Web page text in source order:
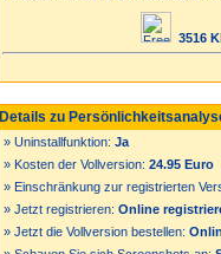
3516
Details zu
» Uninstallfunktion: Ja
» Kosten der Vollversion: 24.95 Euro
» Einschränkung zur registrierten
» Jetzt registrieren: Online
» Jetzt die Vollversion bestellen: